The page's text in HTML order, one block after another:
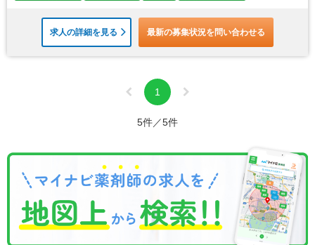
求人の詳細を見る 最新の募集状況を問い合わせる
1
5件／5件